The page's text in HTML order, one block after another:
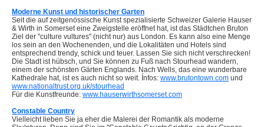
Moderne Kunst und historischer Garten
Seit die auf zeitgenössische Kunst spezialisierte Schweizer Galerie Hauser
& Wirth in Somerset eine Zweigstelle eröffnet hat, ist das Städtchen Bruton
Ziel der "culture vultures" (nicht nur) aus London. Es kann also eine Menge
los sein an den Wochenenden, und die Lokalitäten und Hotels sind
entsprechend trendy, schick und teuer. Lassen Sie sich nicht verschrecken!
Die Stadt ist hübsch, und Sie können zu Fuß nach Stourhead wandern,
einem der schönsten Gärten Englands. Nach Wells, das eine wunderbare
Kathedrale hat, ist es auch nicht so weit. Ínfos: www.brutontown.com und
www.nationaltrust.org.uk/stourhead
Für die Kunstfreunde: www.hauserwirthsomerset.com
Constable Country
Vielleicht lieben Sie ja eher die Malerei der Romantik als moderne